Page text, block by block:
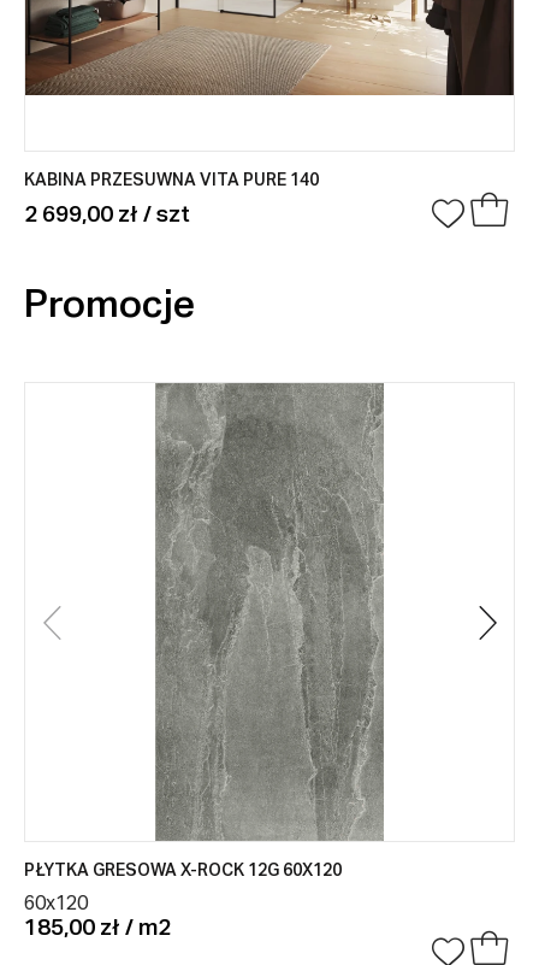
KABINA PRZESUWNA VITA PURE 140
2 699,00 zł / szt
Promocje
PŁYTKA GRESOWA X-ROCK 12G 60X120
60x120
185,00 zł / m2